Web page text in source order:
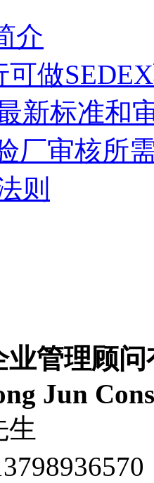
介
可做
新标准和
厂审核所
则
管理顾
Jun
生